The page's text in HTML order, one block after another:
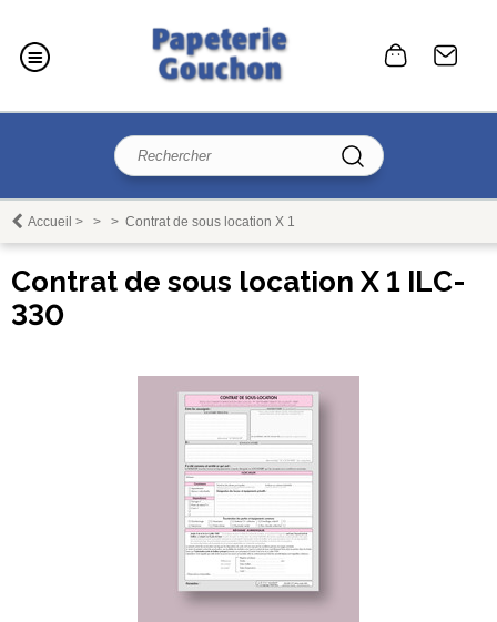
Accueil > > > Contrat de sous location X 1
Contrat de sous location X 1 ILC-
330